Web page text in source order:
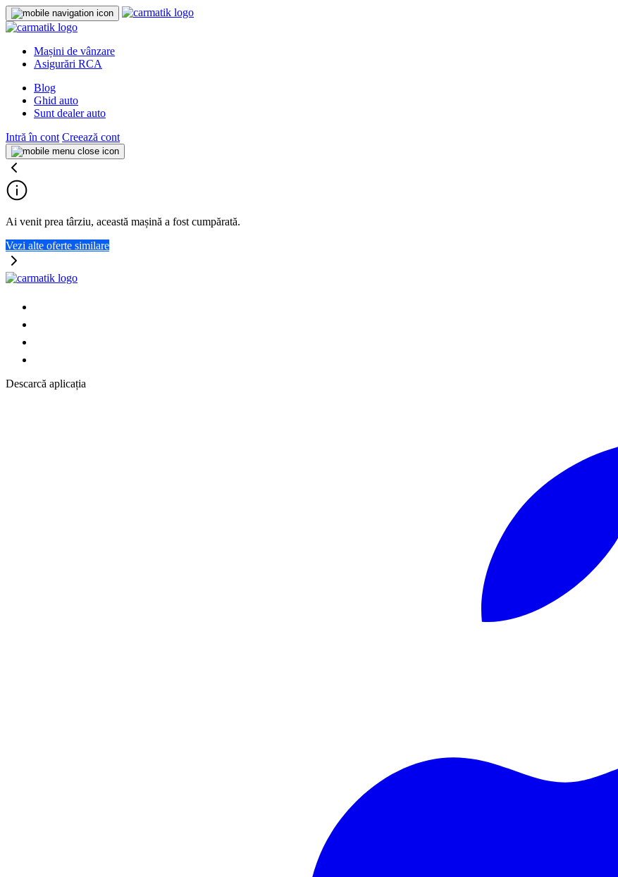
Mașini de vânzare
Asigurări RCA
Blog
Ghid auto
Sunt dealer auto
Intră în cont Creează cont
Ai venit prea târziu, această mașină a fost cumpărată.
Vezi alte oferte similare
Descarcă aplicația